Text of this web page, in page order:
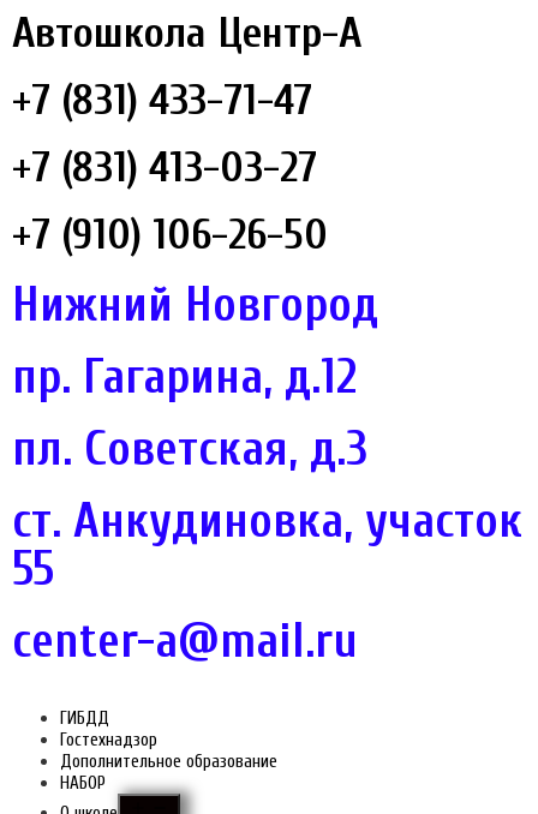
Автошкола Центр-А
+7 (831) 433-71-47
+7 (831) 413-03-27
+7 (910) 106-26-50
Нижний Новгород
пр. Гагарина, д.12
пл. Советская, д.3
ст. Анкудиновка, участок
55
center-a@mail.ru
ГИБДД
Гостехнадзор
Дополнительное образование
НАБОР